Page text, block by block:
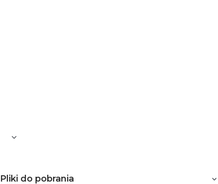
Pliki do pobrania